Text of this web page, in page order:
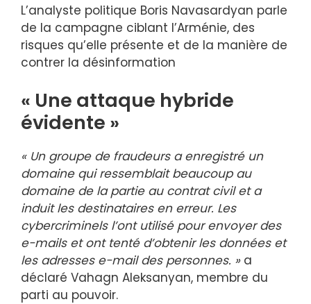
L’analyste politique Boris Navasardyan parle
de la campagne ciblant l’Arménie, des
risques qu’elle présente et de la manière de
contrer la désinformation
« Une attaque hybride
évidente »
« Un groupe de fraudeurs a enregistré un
domaine qui ressemblait beaucoup au
domaine de la partie au contrat civil et a
induit les destinataires en erreur. Les
cybercriminels l’ont utilisé pour envoyer des
e-mails et ont tenté d’obtenir les données et
les adresses e-mail des personnes. »a
déclaré Vahagn Aleksanyan, membre du
parti au pouvoir.